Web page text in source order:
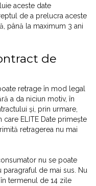
aceste date
de a prelucra aceste
până la maximum 3 ani
de
retrage în mod legal
a da niciun motiv, în
și, prin urmare,
ELITE Date primește
retragerea nu mai
nu se poate
de mai sus. Nu
termenul de 14 zile